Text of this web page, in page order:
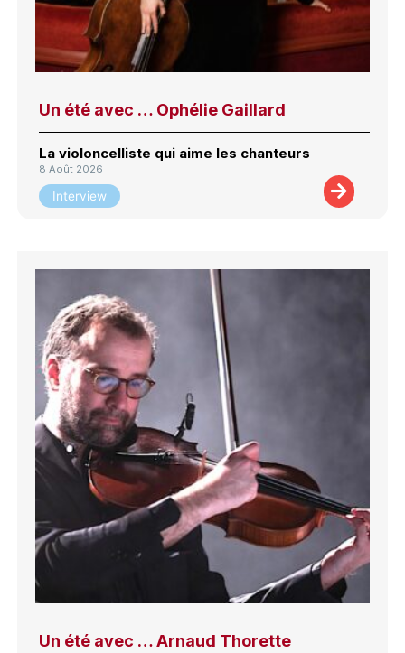
Un été avec … Ophélie Gaillard
La violoncelliste qui aime les chanteurs
8 Août 2026
Interview
Un été avec … Arnaud Thorette